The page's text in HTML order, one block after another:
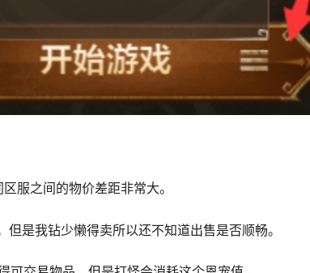
服之间的物价差距非常大。
是我钻少懒得卖所以还不知道出售是否顺畅。